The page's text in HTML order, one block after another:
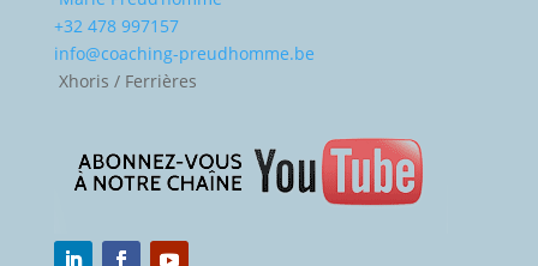
+32 478 997157
info@coaching-preudhomme.be
Xhoris / Ferrières